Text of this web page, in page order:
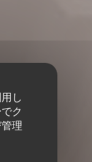
し
ク
理